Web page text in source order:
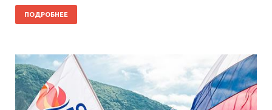
ПОДРОБНЕЕ